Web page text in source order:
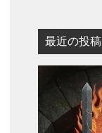
最近の投稿